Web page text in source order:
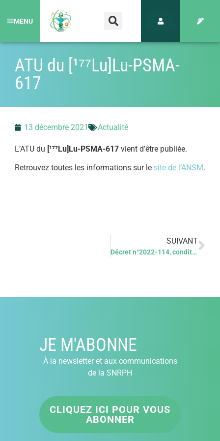
MENU
ATU du [¹⁷⁷Lu]Lu-PSMA-
617
13 décembre 2021 Actualité
L’ATU du [¹⁷⁷Lu]Lu-PSMA-617 vient d’être publiée.
Retrouvez toutes les informations sur le site de l’ANSM.
SUIVANT
Décret n°2022-114, conditions techniques de fonctionnement de la médecine nucléaire
JE M'ABONNE
À la newsletter et aux communications
de la SNRPH
CLIQUEZ ICI POUR VOUS
ABONNER